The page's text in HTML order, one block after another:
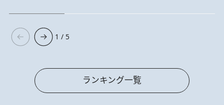
1 / 5
ランキング一覧